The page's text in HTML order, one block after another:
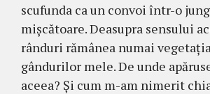
scufun­da ca un convoi într-o
mişcătoare. Dea­supra sensului
rânduri rămânea nu­mai
gândurilor mele. De unde
aceea? Şi cum m-am nimerit